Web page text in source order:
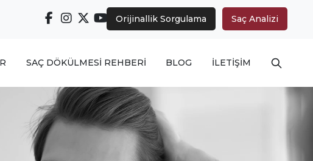
Orijinallik Sorgulama Saç Analizi
SAÇ DÖKÜLMESİ REHBERİ BLOG İLETİŞİM Arama